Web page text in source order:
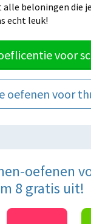
alle beloningen die
echt leuk!
voor
oefenen voor
oefenen
8 gratis uit!